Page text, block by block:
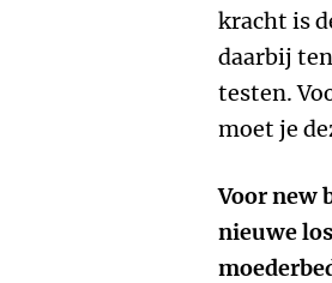
kracht is
daarbij
testen.
moet je
Voor new
nieuwe